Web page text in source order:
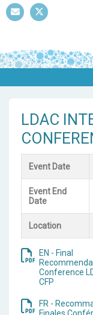
LDAC
EN - Final
Conference
CFP
FR -
Event Date
Event End
Date
Location